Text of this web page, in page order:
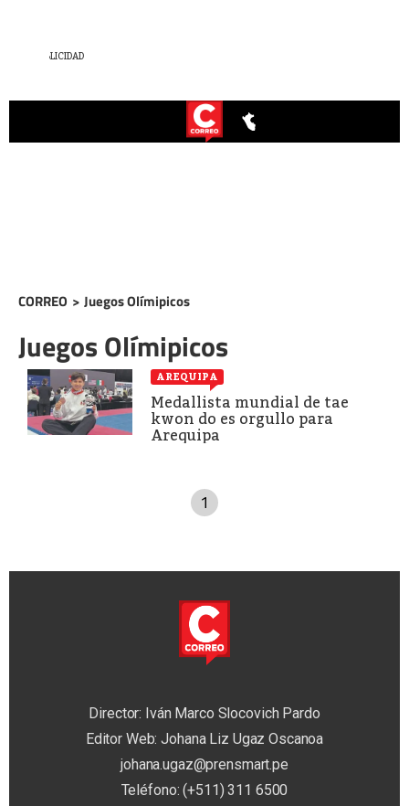
CORREO > Juegos Olímipicos
Juegos Olímipicos
AREQUIPA
Medallista mundial de tae
kwon do es orgullo para
Arequipa
1
Director: Iván Marco Slocovich Pardo
Editor Web: Johana Liz Ugaz Oscanoa
johana.ugaz@prensmart.pe
Teléfono: (+511) 311 6500